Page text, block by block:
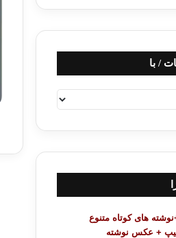
/ با
های کوتاه متنوع
+ عکس نوشته